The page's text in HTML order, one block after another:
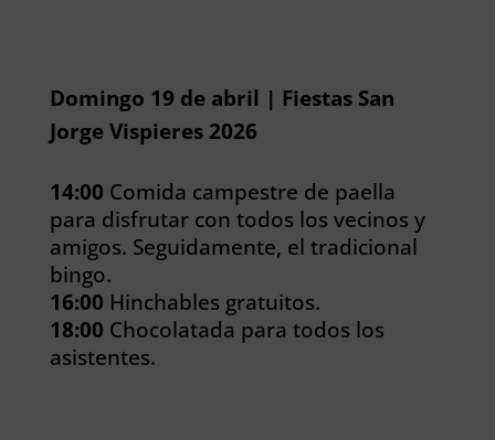
Domingo 19 de abril | Fiestas San
Jorge Vispieres 2026
14:00 Comida campestre de paella
para disfrutar con todos los vecinos y
amigos. Seguidamente, el tradicional
bingo.
16:00 Hinchables gratuitos.
18:00 Chocolatada para todos los
asistentes.